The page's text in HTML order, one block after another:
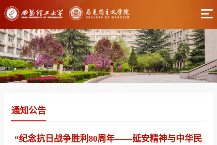
通知公告
“纪念抗日战争胜利80周年——延安精神与中华民